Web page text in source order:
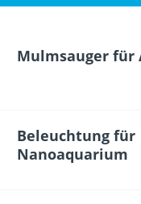
Mulmsauger für
Beleuchtung für
Nanoaquarium